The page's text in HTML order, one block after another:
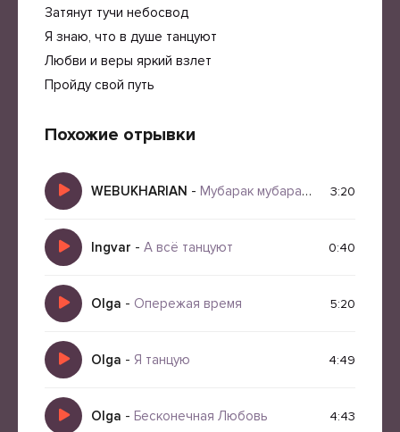
Затянут тучи небосвод
Я знаю, что в душе танцуют
Любви и веры яркий взлет
Пройду свой путь
Похожие отрывки
WEBUKHARIAN - Мубарак мубарак все танцуют мубарак Remix 3:20
Ingvar - А всё танцуют 0:40
Olga - Опережая время 5:20
Olga - Я танцую 4:49
Olga - Бесконечная Любовь 4:43